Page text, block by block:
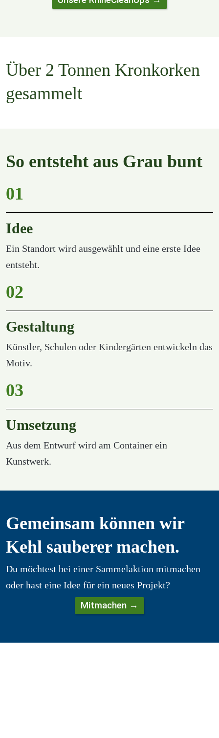
Über 2 Tonnen Kronkorken
gesammelt
So entsteht aus Grau bunt
01
Idee
Ein Standort wird ausgewählt und eine erste Idee
entsteht.
02
Gestaltung
Künstler, Schulen oder Kindergärten entwickeln das
Motiv.
03
Umsetzung
Aus dem Entwurf wird am Container ein
Kunstwerk.
Gemeinsam können wir
Kehl sauberer machen.
Du möchtest bei einer Sammelaktion mitmachen
oder hast eine Idee für ein neues Projekt?
Mitmachen →